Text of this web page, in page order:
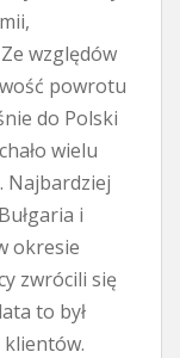
względów
powrotu
do Polski
wielu
Najbardziej
i
okresie
zwrócili się
to był